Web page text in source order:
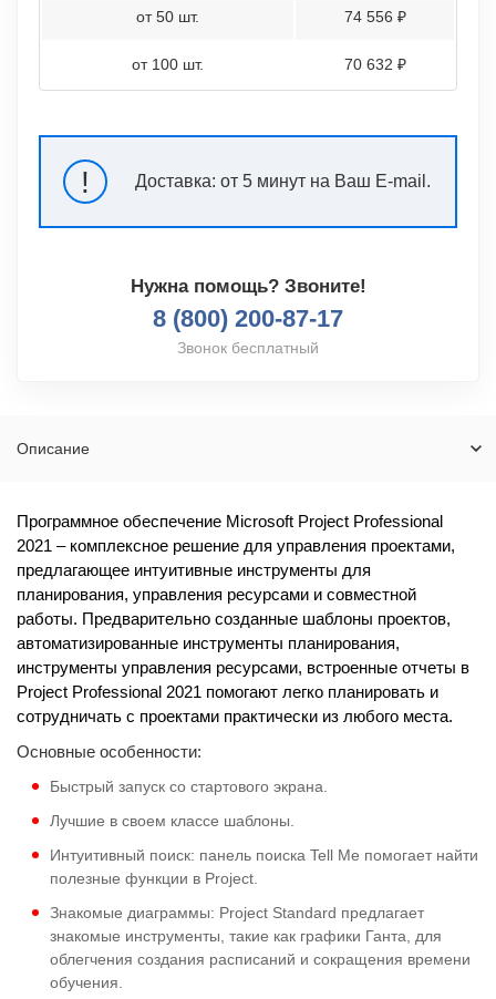
от 50 шт. 74 556 ₽
от 100 шт. 70 632 ₽
! Доставка: от 5 минут на Ваш E-mail.
Нужна помощь? Звоните!
8 (800) 200-87-17
Звонок бесплатный
Описание
Программное обеспечение Microsoft Project Professional
2021 – комплексное решение для управления проектами,
предлагающее интуитивные инструменты для
планирования, управления ресурсами и совместной
работы. Предварительно созданные шаблоны проектов,
автоматизированные инструменты планирования,
инструменты управления ресурсами, встроенные отчеты в
Project Professional 2021 помогают легко планировать и
сотрудничать с проектами практически из любого места.
Основные особенности:
Быстрый запуск со стартового экрана.
Лучшие в своем классе шаблоны.
Интуитивный поиск: панель поиска Tell Me помогает найти
полезные функции в Project.
Знакомые диаграммы: Project Standard предлагает
знакомые инструменты, такие как графики Ганта, для
облегчения создания расписаний и сокращения времени
обучения.